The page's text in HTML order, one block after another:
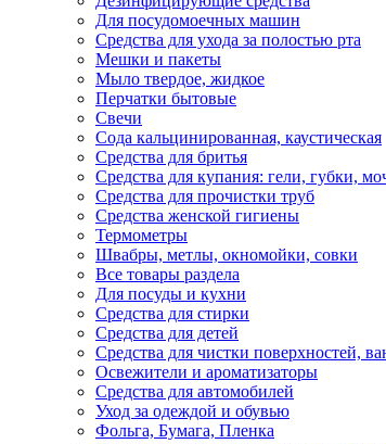
Для посудомоечных машин
Средства для ухода за полостью рта
Мешки и пакеты
Мыло твердое, жидкое
Перчатки бытовые
Свечи
Сода кальцинированная, каустическая
Средства для бритья
Средства для купания: гели, губки,
Средства для прочистки труб
Средства женской гигиены
Термометры
Швабры, метлы, окномойки, совки
Все товары раздела
Для посуды и кухни
Средства для стирки
Средства для детей
Средства для чистки поверхностей,
Освежители и ароматизаторы
Средства для автомобилей
Уход за одеждой и обувью
Фольга, Бумага, Пленка